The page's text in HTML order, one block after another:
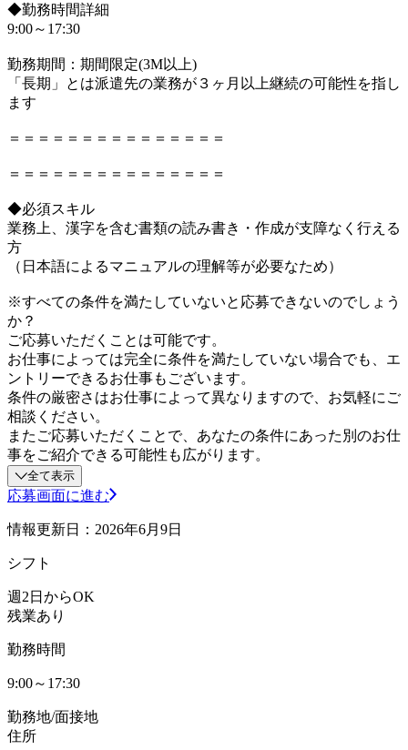
◆勤務時間詳細
9:00～17:30
勤務期間：期間限定(3M以上)
「長期」とは派遣先の業務が３ヶ月以上継続の可能性を指し
ます
＝＝＝＝＝＝＝＝＝＝＝＝＝＝＝
＝＝＝＝＝＝＝＝＝＝＝＝＝＝＝
◆必須スキル
業務上、漢字を含む書類の読み書き・作成が支障なく行える
方
（日本語によるマニュアルの理解等が必要なため）
※すべての条件を満たしていないと応募できないのでしょう
か？
ご応募いただくことは可能です。
お仕事によっては完全に条件を満たしていない場合でも、エ
ントリーできるお仕事もございます。
条件の厳密さはお仕事によって異なりますので、お気軽にご
相談ください。
またご応募いただくことで、あなたの条件にあった別のお仕
事をご紹介できる可能性も広がります。
全て表示
応募画面に進む
情報更新日：2026年6月9日
シフト
週2日からOK
残業あり
勤務時間
9:00～17:30
勤務地/面接地
住所